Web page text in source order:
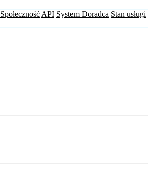
Społeczność API System Doradca Stan usługi